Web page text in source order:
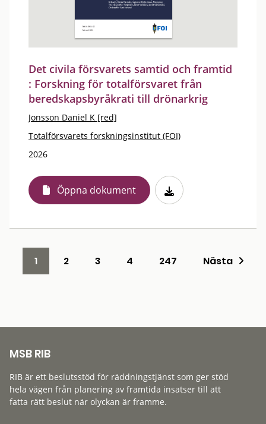
Det civila försvarets samtid och framtid
: Forskning för totalförsvaret från
beredskapsbyråkrati till drönarkrig
Jonsson Daniel K [red]
Totalförsvarets forskningsinstitut (FOI)
2026
Öppna dokument
1 2 3 4 247 Nästa
MSB RIB
RIB är ett beslutsstöd för räddningstjänst som ger stöd
hela vägen från planering av framtida insatser till att
fatta rätt beslut när olyckan är framme.